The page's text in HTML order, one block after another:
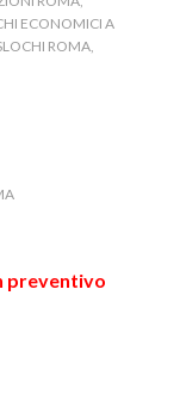
ECONOMICI A
ROMA,
preventivo